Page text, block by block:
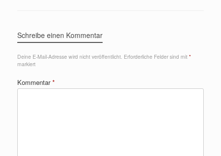
Schreibe einen Kommentar
Deine E-Mail-Adresse wird nicht veröffentlicht. Erforderliche Felder sind mit *
markiert
Kommentar*